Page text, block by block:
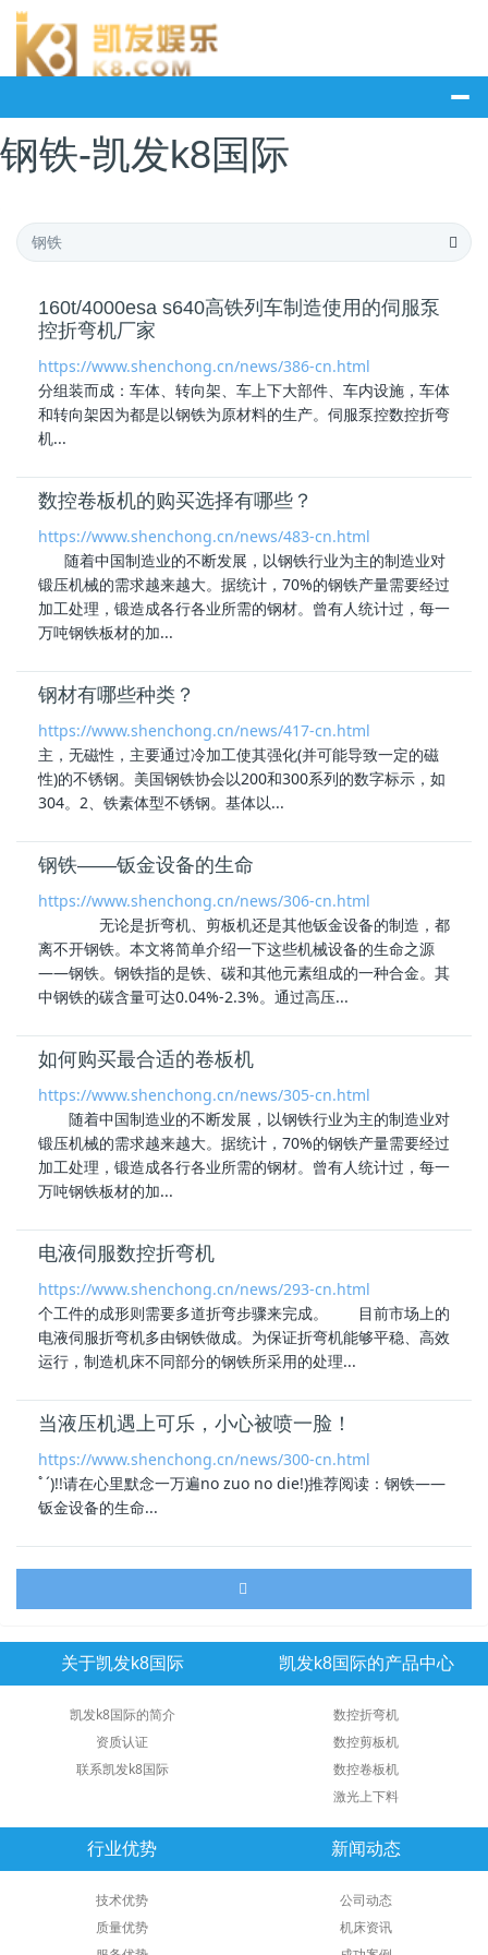
钢铁-凯发k8国际
160t/4000esa s640高铁列车制造使用的伺服泵
控折弯机厂家
https://www.shenchong.cn/news/386-cn.html
分组装而成：车体、转向架、车上下大部件、车内设施，车体
和转向架因为都是以钢铁为原材料的生产。伺服泵控数控折弯
机...
数控卷板机的购买选择有哪些？
https://www.shenchong.cn/news/483-cn.html
随着中国制造业的不断发展，以钢铁行业为主的制造业对
锻压机械的需求越来越大。据统计，70%的钢铁产量需要经过
加工处理，锻造成各行各业所需的钢材。曾有人统计过，每一
万吨钢铁板材的加...
钢材有哪些种类？
https://www.shenchong.cn/news/417-cn.html
主，无磁性，主要通过冷加工使其强化(并可能导致一定的磁
性)的不锈钢。美国钢铁协会以200和300系列的数字标示，如
304。2、铁素体型不锈钢。基体以...
钢铁——钣金设备的生命
https://www.shenchong.cn/news/306-cn.html
无论是折弯机、剪板机还是其他钣金设备的制造，都
离不开钢铁。本文将简单介绍一下这些机械设备的生命之源
——钢铁。 钢铁指的是铁、碳和其他元素组成的一种合金。其
中钢铁的碳含量可达0.04%-2.3%。通过高压...
如何购买最合适的卷板机
https://www.shenchong.cn/news/305-cn.html
随着中国制造业的不断发展，以钢铁行业为主的制造业对
锻压机械的需求越来越大。据统计，70%的钢铁产量需要经过
加工处理，锻造成各行各业所需的钢材。曾有人统计过，每一
万吨钢铁板材的加...
电液伺服数控折弯机
https://www.shenchong.cn/news/293-cn.html
个工件的成形则需要多道折弯步骤来完成。 目前市场上的
电液伺服折弯机多由钢铁做成。为保证折弯机能够平稳、高效
运行，制造机床不同部分的钢铁所采用的处理...
当液压机遇上可乐，小心被喷一脸！
https://www.shenchong.cn/news/300-cn.html
ﾟ´)!!请在心里默念一万遍no zuo no die!)推荐阅读： 钢铁——
钣金设备的生命...
关于凯发k8国际
凯发k8国际的简介
资质认证
联系凯发k8国际
凯发k8国际的产品中心
数控折弯机
数控剪板机
数控卷板机
激光上下料
行业优势
技术优势
质量优势
新闻动态
公司动态
机床资讯